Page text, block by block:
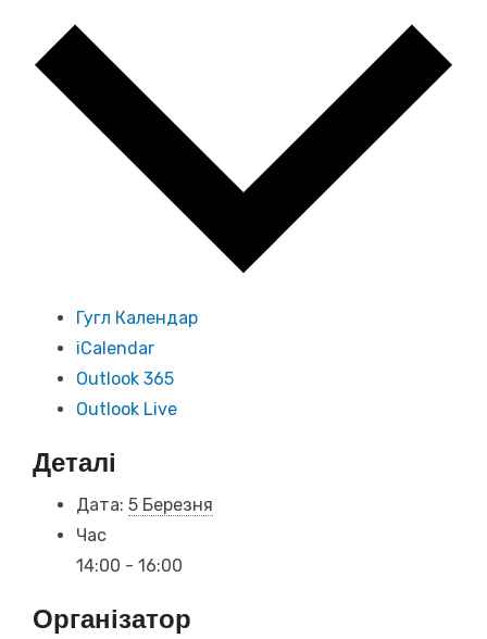
Гугл Календар
iCalendar
Outlook 365
Outlook Live
Деталі
Дата: 5 Березня
Час
14:00 - 16:00
Організатор